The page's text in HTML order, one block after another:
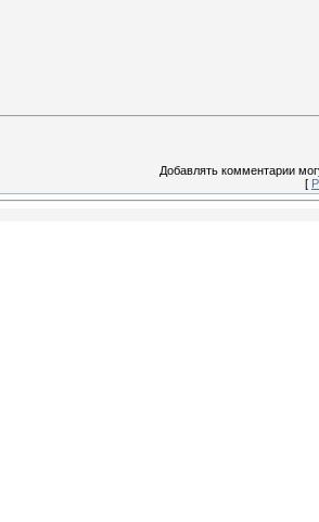
Добавлять комментарии
[